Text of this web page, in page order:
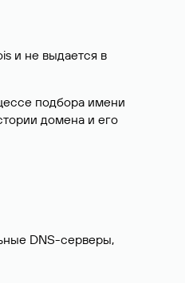
и не выдается в
подбора имени
домена и его
DNS-серверы,